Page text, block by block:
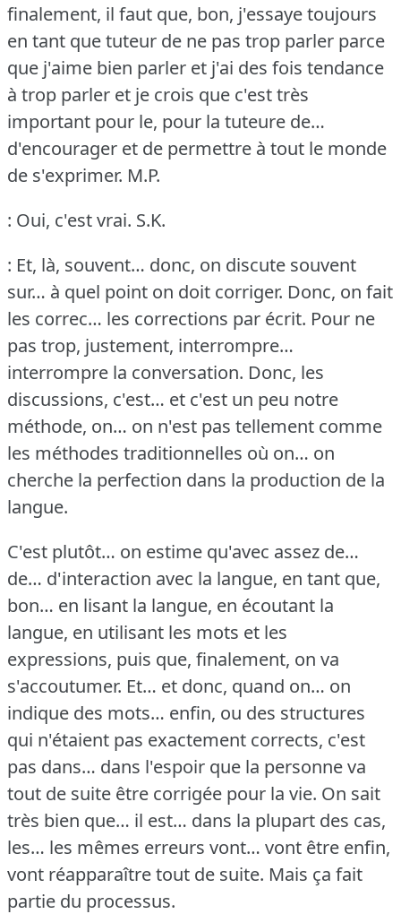
finalement, il faut que, bon, j'essaye toujours
en tant que tuteur de ne pas trop parler parce
que j'aime bien parler et j'ai des fois tendance
à trop parler et je crois que c'est très
important pour le, pour la tuteure de…
d'encourager et de permettre à tout le monde
de s'exprimer. M.P.
: Oui, c'est vrai. S.K.
: Et, là, souvent… donc, on discute souvent
sur… à quel point on doit corriger. Donc, on fait
les correc… les corrections par écrit. Pour ne
pas trop, justement, interrompre…
interrompre la conversation. Donc, les
discussions, c'est… et c'est un peu notre
méthode, on… on n'est pas tellement comme
les méthodes traditionnelles où on… on
cherche la perfection dans la production de la
langue.
C'est plutôt… on estime qu'avec assez de…
de… d'interaction avec la langue, en tant que,
bon… en lisant la langue, en écoutant la
langue, en utilisant les mots et les
expressions, puis que, finalement, on va
s'accoutumer. Et… et donc, quand on… on
indique des mots… enfin, ou des structures
qui n'étaient pas exactement corrects, c'est
pas dans… dans l'espoir que la personne va
tout de suite être corrigée pour la vie. On sait
très bien que… il est… dans la plupart des cas,
les… les mêmes erreurs vont… vont être enfin,
vont réapparaître tout de suite. Mais ça fait
partie du processus.